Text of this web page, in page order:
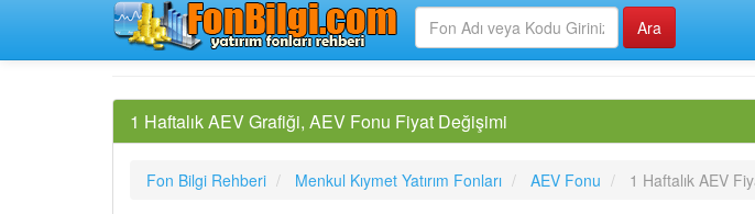
1 Haftalık AEV Grafiği, AEV Fonu Fiyat Değişimi
Fon Bilgi Rehberi Menkul Kıymet Yatırım Fonları AEV Fonu 1 Haftalık AEV